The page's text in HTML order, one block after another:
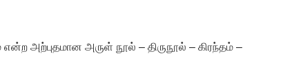
அற்புதமான அருள் நூல் – திருநூல் – கிரந்தம் –